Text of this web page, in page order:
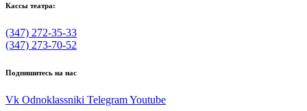
Кассы театра:
(347) 272-35-33
(347) 273-70-52
Подпишитесь на нас
Vk Odnoklassniki TelegramYoutube